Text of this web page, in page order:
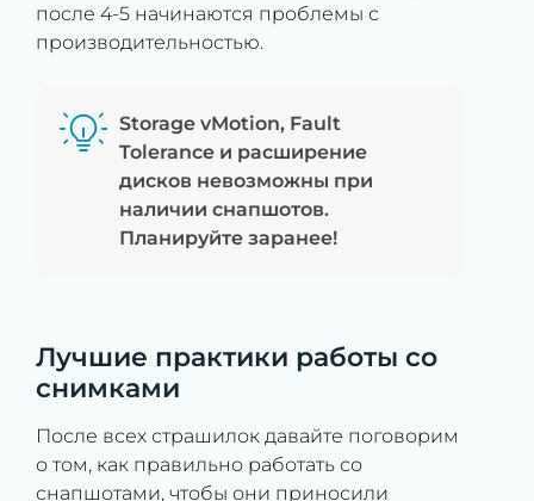
после 4-5 начинаются проблемы с
производительностью.
Storage vMotion, Fault
Tolerance и расширение
дисков невозможны при
наличии снапшотов.
Планируйте заранее!
Лучшие практики работы со
снимками
После всех страшилок давайте поговорим
о том, как правильно работать со
снапшотами, чтобы они приносили